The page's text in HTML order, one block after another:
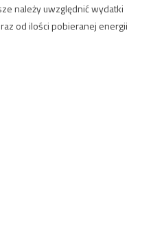
należy uwzględnić wydatki
od ilości pobieranej energii